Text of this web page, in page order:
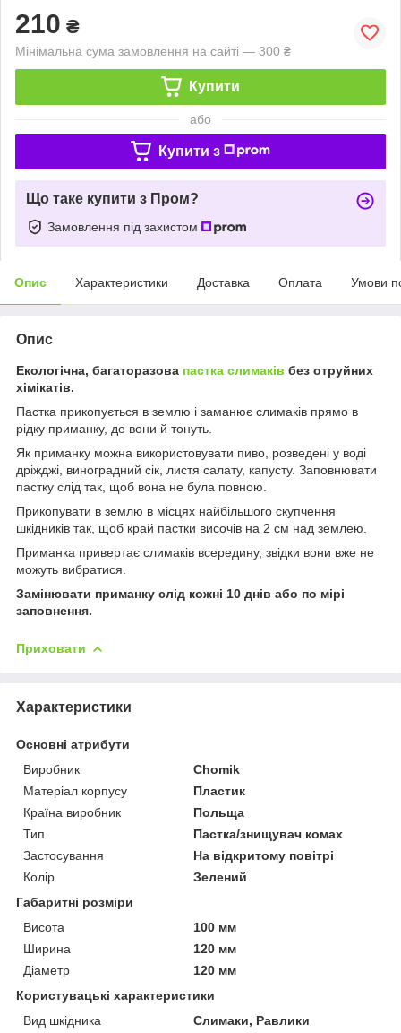
210 ₴
Мінімальна сума замовлення на сайті — 300 ₴
Купити
або
Купити з
Що таке купити з Пром?
Замовлення під захистом
Опис Характеристики Доставка Оплата Умови
Опис
Екологічна, багаторазова пастка слимаків без отруйних
хімікатів.
Пастка прикопується в землю і заманює слимаків прямо в
рідку приманку, де вони й тонуть.
Як приманку можна використовувати пиво, розведені у воді
дріжджі, виноградний сік, листя салату, капусту. Заповнювати
пастку слід так , щоб вона не була повною.
Прикопувати в землю в місцях найбільшого скупчення
шкідників так, щоб край пастки височів на 2 см над землею.
Приманка привертає слимаків всередину, звідки вони вже не
можуть вибратися.
Замінювати приманку слід кожні 10 днів або по мірі
заповнення.
Приховати
Характеристики
Основні атрибути
Виробник
Chomik
Матеріал корпусу
Пластик
Країна виробник
Польща
Тип
Пастка/знищувач комах
Застосування
На відкритому повітрі
Колір
Зелений
Габаритні розміри
Висота
100 мм
Ширина
120 мм
Діаметр
120 мм
Користувацькі характеристики
Вид шкідника
Слимаки, Равлики